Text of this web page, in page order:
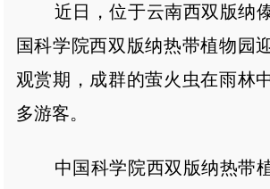
近日，位于云南西双版纳
国科学院西双版纳热带植物园
观赏期，成群的萤火虫在雨林
多游客。
中国科学院西双版纳热带